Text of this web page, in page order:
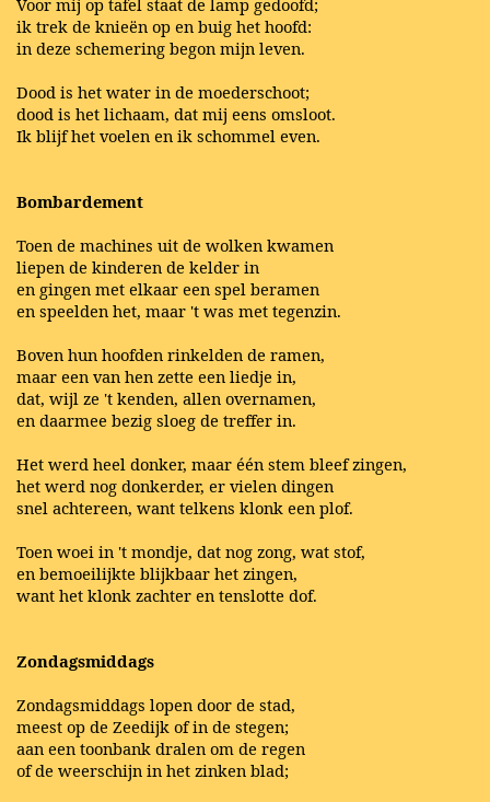
Voor mij op tafel staat de lamp gedoofd;
ik trek de knieën op en buig het hoofd:
in deze schemering begon mijn leven.
Dood is het water in de moederschoot;
dood is het lichaam, dat mij eens omsloot.
Ik blijf het voelen en ik schommel even.
Bombardement
Toen de machines uit de wolken kwamen
liepen de kinderen de kelder in
en gingen met elkaar een spel beramen
en speelden het, maar 't was met tegenzin.
Boven hun hoofden rinkelden de ramen,
maar een van hen zette een liedje in,
dat, wijl ze 't kenden, allen overnamen,
en daarmee bezig sloeg de treffer in.
Het werd heel donker, maar één stem bleef zingen,
het werd nog donkerder, er vielen dingen
snel achtereen, want telkens klonk een plof.
Toen woei in 't mondje, dat nog zong, wat stof,
en bemoeilijkte blijkbaar het zingen,
want het klonk zachter en tenslotte dof.
Zondagsmiddags
Zondagsmiddags lopen door de stad,
meest op de Zeedijk of in de stegen;
aan een toonbank dralen om de regen
of de weerschijn in het zinken blad;